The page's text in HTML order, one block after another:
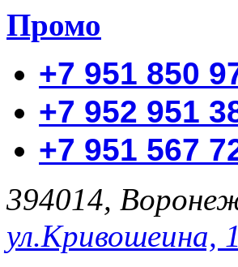
Промо
+7 951 850
+7 952 951
+7 951 567
394014,
ул.Кривошеина,